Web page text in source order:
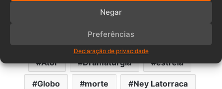
Negar
Preferências
Declaração de privacidade
as artes brasileiras.
Ator Dramaturgia estrela
Globo morte Ney Latorraca